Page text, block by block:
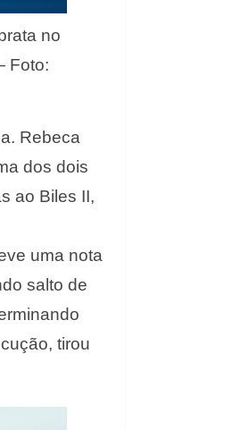
no
Foto:
Rebeca
dos dois
ao Biles II,
uma nota
salto de
tirou